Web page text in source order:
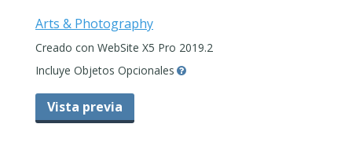
Arts & Photography
Creado con WebSite X5 Pro 2019.2
Incluye Objetos Opcionales
Vista previa